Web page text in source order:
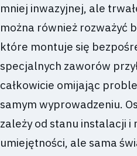
mniej inwazyjnej, ale
można również rozważyć
które montuje się
specjalnych zaworów
całkowicie omijając
samym wyprowadzeniu.
zależy od stanu instalacji i
umiejętności, ale sama